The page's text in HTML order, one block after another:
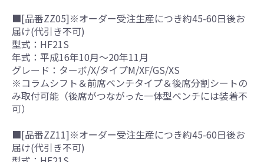
■[品番ZZ05]※オーダー受注生産につき約45-60日後お
届け(代引き不可)
型式：HF21S
年式：平成16年10月～20年11月
グレード：ターボ/X/タイプM/XF/GS/XS
※コラムシフト＆前席ベンチタイプ＆後席分割シートの
み取付可能（後席がつながった一体型ベンチには装着不
可）
■[品番ZZ11]※オーダー受注生産につき約45-60日後お
届け(代引き不可)